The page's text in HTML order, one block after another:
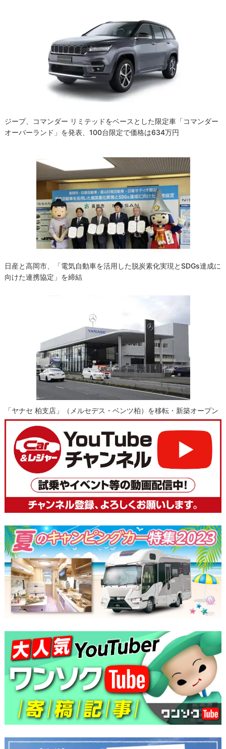
ジープ、コマンダー リミテッドをベースとした限定車「コマンダー
オーバーランド」を発表、100台限定で価格は634万円
日産と高岡市、「電気自動車を活用した脱炭素化実現とSDGs達成に
向けた連携協定」を締結
「ヤナセ 柏支店」（メルセデス・ベンツ柏）を移転・新築オープン